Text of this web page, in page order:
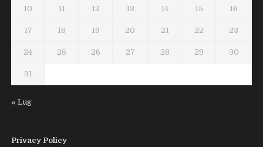
10 11 12 13 14 15 16
17 18 19 20 21 22 23
24 25 26 27 28 29 30
31
« Lug
Privacy Policy